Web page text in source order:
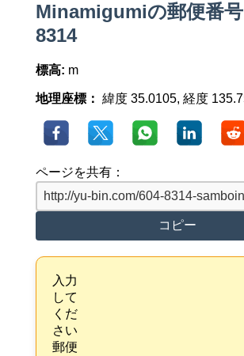
Minamigumiの郵便番
8314
標高: m
地理座標： 緯度 35.0105, 経度
ページを共有：
コピー
入力
して
くだ
さい
郵便